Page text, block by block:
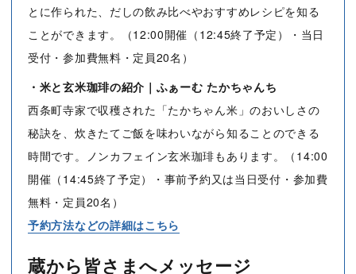
とに作られた、だしの飲み比べやおすすめレシピを知る
ことができます。（12:00開催（12:45終了予定）・当日
受付・参加費無料・定員20名）
・米と玄米珈琲の紹介｜ふぁーむ たかちゃんち
西条町寺家で収穫された「たかちゃん米」のおいしさの
秘訣を、炊きたてご飯を味わいながら知ることのできる
時間です。ノンカフェイン玄米珈琲もあります。（14:00
開催（14:45終了予定）・事前予約又は当日受付・参加費
無料・定員20名）
予約方法などの詳細はこちら
蔵から皆さまへメッセージ